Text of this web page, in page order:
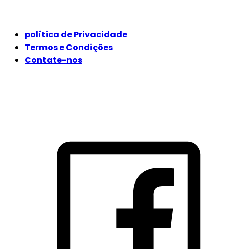
política de Privacidade
Termos e Condições
Contate-nos